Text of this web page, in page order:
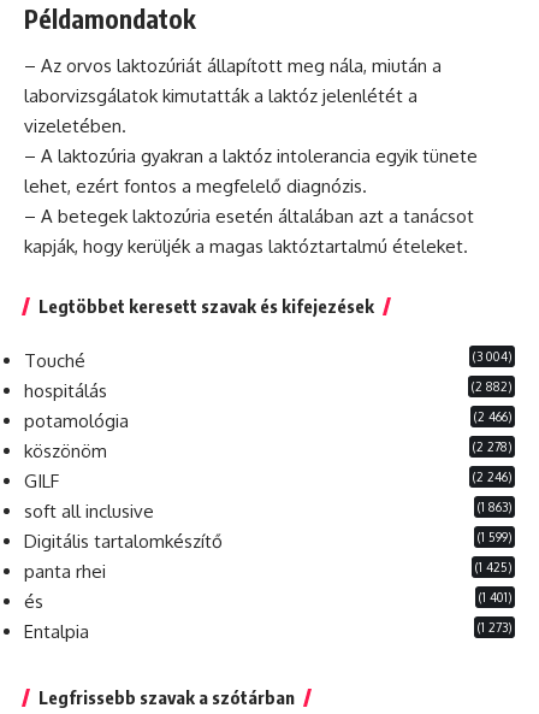
Példamondatok
– Az orvos laktozúriát állapított meg nála, miután a
laborvizsgálatok kimutatták a laktóz jelenlétét a
vizeletében.
– A laktozúria gyakran a laktóz intolerancia egyik tünete
lehet, ezért fontos a megfelelő diagnózis.
– A betegek laktozúria esetén általában azt a tanácsot
kapják, hogy kerüljék a magas laktóztartalmú ételeket.
Legtöbbet keresett szavak és kifejezések
Touché (3 004)
hospitálás (2 882)
potamológia (2 466)
köszönöm (2 278)
GILF (2 246)
soft all inclusive (1 863)
Digitális tartalomkészítő (1 599)
panta rhei (1 425)
és (1 401)
Entalpia (1 273)
Legfrissebb szavak a szótárban